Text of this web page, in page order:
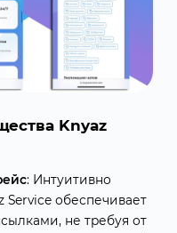
Knyaz
: Интуитивно
обеспечивает
не требуя от